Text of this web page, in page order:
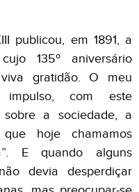
publicou, em 1891, a
135º aniversário
gratidão. O meu
impulso, com este
sobre a sociedade, a
hoje chamamos
E quando alguns
devia desperdiçar